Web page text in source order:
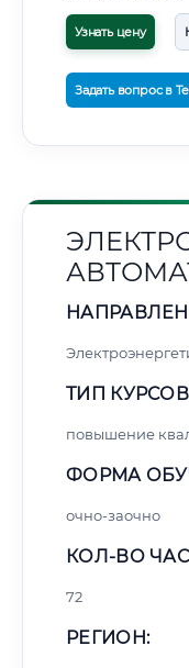
Узнать цену
Задать вопрос в
ТИП
повышение
ФОРМА
очно-заочно
КОЛ-ВО
72
РЕГИОН: